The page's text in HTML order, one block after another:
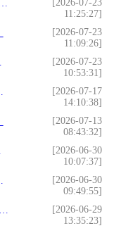
[2026-07-23
11:25:27]
[2026-07-23
11:09:26]
[2026-07-23
10:53:31]
[2026-07-17
14:10:38]
[2026-07-13
08:43:32]
[2026-06-30
10:07:37]
[2026-06-30
09:49:55]
[2026-06-29
13:35:23]